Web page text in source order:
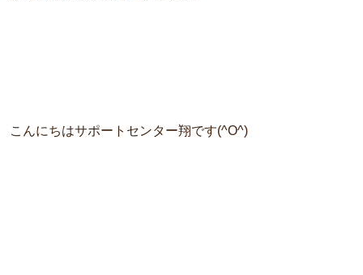
こんにちはサポートセンター翔です(^O^)